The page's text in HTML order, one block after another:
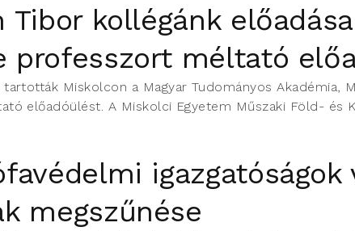
Tibor kollégánk
professzort méltató
Miskolcon a Magyar Tudományos Akadémia,
előadóülést. A Miskolci Egyetem Műszaki Föld- és
megszűnése